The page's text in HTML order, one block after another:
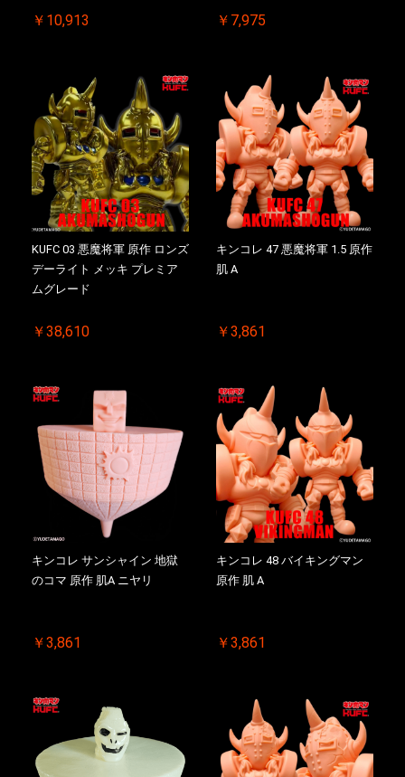
￥10,913 ￥7,975
KUFC 03 悪魔将軍 原作 ロンズ
デーライト メッキ プレミア
ムグレード
￥38,610
キンコレ 47 悪魔将軍 1.5 原作
肌 A
￥3,861
キンコレ サンシャイン 地獄
のコマ 原作 肌A ニヤリ
￥3,861
キンコレ 48 バイキングマン
原作 肌 A
￥3,861